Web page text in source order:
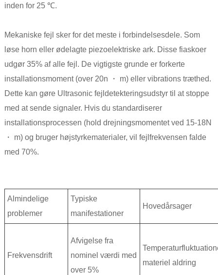
inden for 25 ℃.
Mekaniske fejl sker for det meste i forbindelsesdele. Som
løse horn eller ødelagte piezoelektriske ark. Disse fiaskoer
udgør 35% af alle fejl. De vigtigste grunde er forkerte
installationsmoment (over 20n ・ m) eller vibrations træthed.
Dette kan gøre Ultrasonic fejldetekteringsudstyr til at stoppe
med at sende signaler. Hvis du standardiserer
installationsprocessen (hold drejningsmomentet ved 15-18N
・ m) og bruger højstyrkematerialer, vil fejlfrekvensen falde
med 70%.
Almindelige
problemer
Typiske
manifestationer
Hovedårsager
Frekvensdrift
Afvigelse fra
nominel værdi med
over 5%
materiel aldring